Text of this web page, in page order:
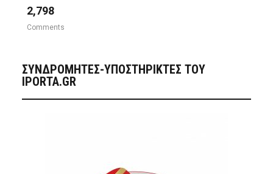
2,798
Comments
ΣΥΝΔΡΟΜΗΤΈΣ-ΥΠΟΣΤΗΡΙΚΤΈΣ ΤΟΥ
IPORTA.GR